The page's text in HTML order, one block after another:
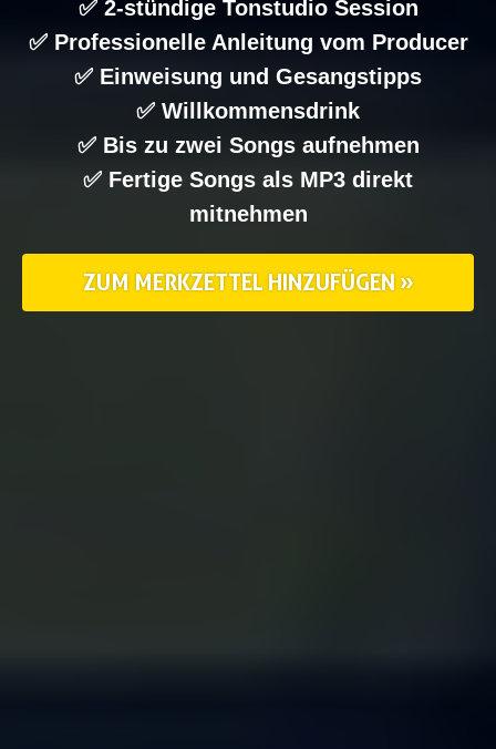
✅ 2-stündige Tonstudio Session
✅ Professionelle Anleitung vom Producer
✅ Einweisung und Gesangstipps
✅ Willkommensdrink
✅ Bis zu zwei Songs aufnehmen
✅ Fertige Songs als MP3 direkt
mitnehmen
ZUM MERKZETTEL HINZUFÜGEN »